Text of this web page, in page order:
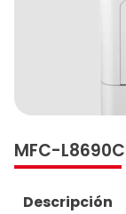
MFC-
Descripción